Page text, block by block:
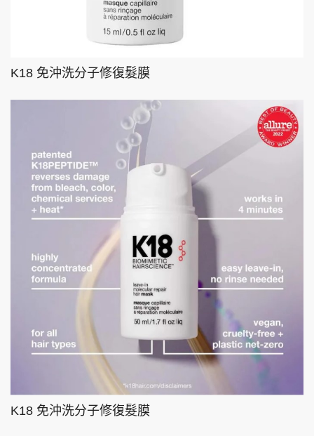
K18 免沖洗分子修復髮膜
K18 免沖洗分子修復髮膜